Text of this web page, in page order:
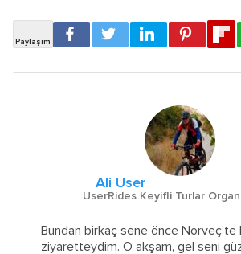
Ali User
UserRides Keyifli Turlar
Bundan birkaç sene önce Norveç’te
ziyaretteydim. O akşam, gel seni